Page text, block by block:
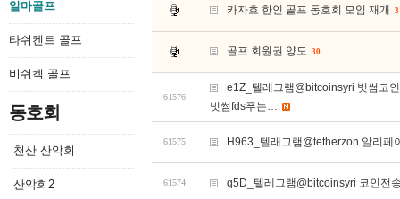
알마골프
타쉬켄트 골프
비쉬켁 골프
동호회
천산 산악회
산악회2
카자흐 한인 골프 동호회 모임 재개 3
골프 회원권 양도 30
61576
e1Z_텔레그램@bitcoinsyri 빗썸코
빗썸fds푸는…
61575 H963_텔래그램@tetherzon 알리페
61574 q5D_텔레그램@bitcoinsyri 코인전